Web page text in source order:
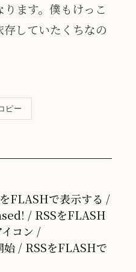
ます。僕もけっこ
していたくちなの
ピー
FLASHで表示する /
/ RSSをFLASH
コン /
/ RSSをFLASHで